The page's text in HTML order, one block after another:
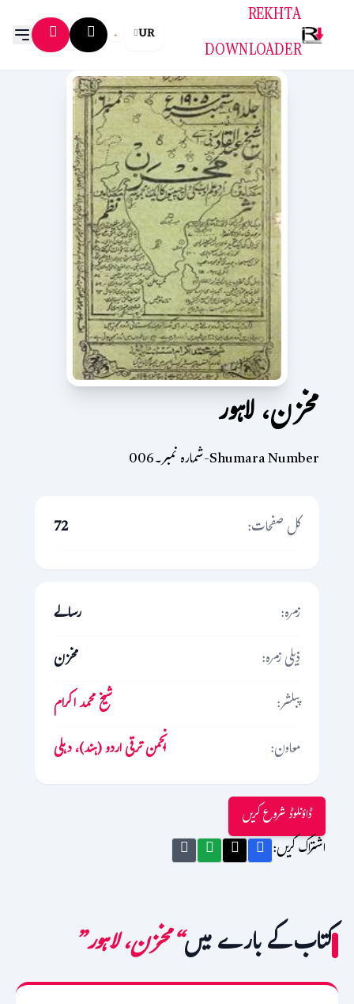
REKHTA
DOWNLOADER
UR
مخزن، لاہور
Shumara Number-شمارہ نمبر۔006
کل صفحات:
72
زمرہ:
رسالے
ذیلی زمرہ:
مخزن
پبلشر:
شیخ محمد اکرام
معاون:
انجمن ترقی اردو (ہند)، دہلی
ڈاؤنلوڈ شروع کریں
اشتراک کریں:
کتاب کے بارے میں“مخزن، لاہور”